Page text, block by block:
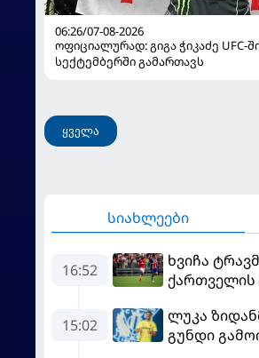
06:26/07-08-2026
ოფიციალურად: გიგა ჭიკაძე UFC-
სექტემბერში გამართავს
ყველა
სიახლეები
16:52
ხვიჩა
ქართველის
15:02
ლუკა
გუნდი